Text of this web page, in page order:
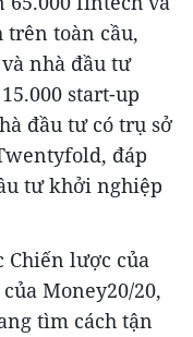
trên toàn cầu,
nhà đầu tư
start-up
đầu tư có trụ sở
đáp
tư khởi nghiệp
Chiến lược của
Money20/20,
tìm cách tận